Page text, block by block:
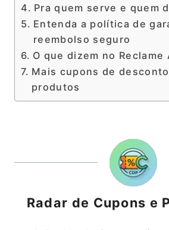
Pra quem serve e quem
Entenda a política de
reembolso seguro
O que dizem no Reclame
Mais cupons de
produtos
Radar de Cupons e